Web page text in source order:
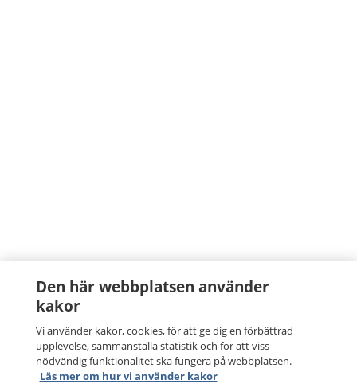
Den här webbplatsen använder
kakor
Vi använder kakor, cookies, för att ge dig en förbättrad
upplevelse, sammanställa statistik och för att viss
nödvändig funktionalitet ska fungera på webbplatsen.
Läs mer om hur vi använder kakor